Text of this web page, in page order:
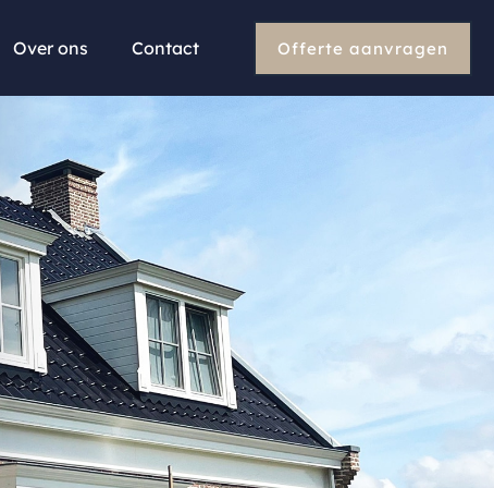
Over ons Contact Offerte aanvragen